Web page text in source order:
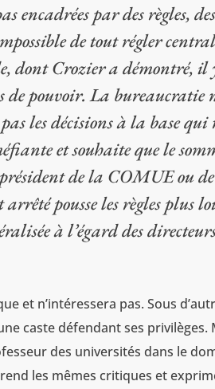
encadrées par des règles,
de tout régler
dont Crozier a démontré, il
de pouvoir. La bureaucratie
les décisions à la base
et souhaite que le
de la COMUE ou de
pousse les règles plus
à l’égard des
et n’intéressera pas. Sous
caste défendant ses
des universités dans le
les mêmes critiques et